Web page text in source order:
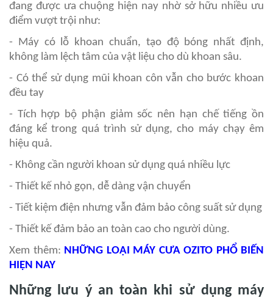
đang được ưa chuộng hiện nay nhờ sở hữu nhiều ưu
điểm vượt trội như:
- Máy có lỗ khoan chuẩn, tạo độ bóng nhất định,
không làm lệch tâm của vật liệu cho dù khoan sâu.
- Có thể sử dụng mũi khoan côn vẫn cho bước khoan
đều tay
- Tích hợp bộ phận giảm sốc nên hạn chế tiếng ồn
đáng kể trong quá trình sử dụng, cho máy chạy êm
hiệu quả.
- Không cần người khoan sử dụng quá nhiều lực
- Thiết kế nhỏ gọn, dễ dàng vận chuyển
- Tiết kiệm điện nhưng vẫn đảm bảo công suất sử dụng
- Thiết kế đảm bảo an toàn cao cho người dùng.
Xem thêm: NHỮNG LOẠI MÁY CƯA OZITO PHỔ BIẾN
HIỆN NAY
Những lưu ý an toàn khi sử dụng máy